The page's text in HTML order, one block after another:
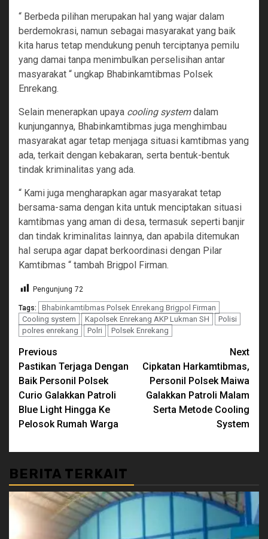
“ Berbeda pilihan merupakan hal yang wajar dalam
berdemokrasi, namun sebagai masyarakat yang baik
kita harus tetap mendukung penuh terciptanya pemilu
yang damai tanpa menimbulkan perselisihan antar
masyarakat “ ungkap Bhabinkamtibmas Polsek
Enrekang.
Selain menerapkan upaya cooling systemdalam
kunjungannya, Bhabinkamtibmas juga menghimbau
masyarakat agar tetap menjaga situasi kamtibmas yang
ada, terkait dengan kebakaran, serta bentuk-bentuk
tindak kriminalitas yang ada.
“ Kami juga mengharapkan agar masyarakat tetap
bersama-sama dengan kita untuk menciptakan situasi
kamtibmas yang aman di desa, termasuk seperti banjir
dan tindak kriminalitas lainnya, dan apabila ditemukan
hal serupa agar dapat berkoordinasi dengan Pilar
Kamtibmas “ tambah Brigpol Firman.
Pengunjung 72
Tags:
Bhabinkamtibmas Polsek Enrekang Brigpol Firman
Cooling system
Kapolsek Enrekang AKP Lukman SH
Polisi
polres enrekang
Polri Polsek Enrekang
Continue
Reading
Previous
Pastikan Terjaga Dengan
Baik Personil Polsek
Curio Galakkan Patroli
Blue Light Hingga Ke
Pelosok Rumah Warga
Next
Cipkatan Harkamtibmas,
Personil Polsek Maiwa
Galakkan Patroli Malam
Serta Metode Cooling
System
BERITA TERKAIT